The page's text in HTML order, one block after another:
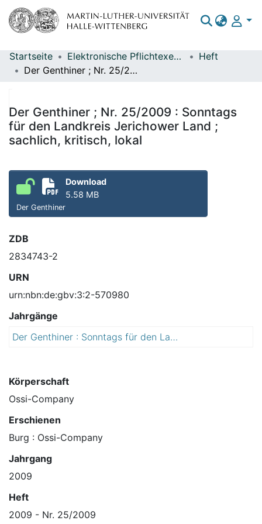
Bereiche & Sammlungen
Statistiken
Startseite Elektronische Pflichtexemplare
Heft
Der Genthiner ; Nr. 25/2009 : Sonntags für den Landkreis Jerichower Land ; sachlich, kritisch, lokal
Der Genthiner ; Nr. 25/2009 : Sonntags
für den Landkreis Jerichower Land ;
sachlich, kritisch, lokal
Download
5.58 MB
Der Genthiner
ZDB
2834743-2
URN
urn:nbn:de:gbv:3:2-570980
Jahrgänge
Der Genthiner : Sonntags für den Landkreis Jerichower Land ; sachlich, kritisch, lokal
Körperschaft
Ossi-Company
Erschienen
Burg : Ossi-Company
Jahrgang
2009
Heft
2009 - Nr. 25/2009